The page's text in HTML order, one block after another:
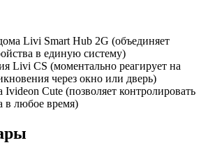
Livi Smart Hub 2G (объединяет
в единую систему)
Livi CS (моментально реагирует на
через окно или дверь)
Ivideon Cute (позволяет контролировать
в любое время)